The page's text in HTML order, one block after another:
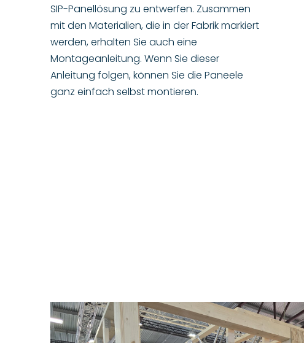
SIP-Panellösung zu entwerfen. Zusammen
mit den Materialien, die in der Fabrik markiert
werden, erhalten Sie auch eine
Montageanleitung. Wenn Sie dieser
Anleitung folgen, können Sie die Paneele
ganz einfach selbst montieren.